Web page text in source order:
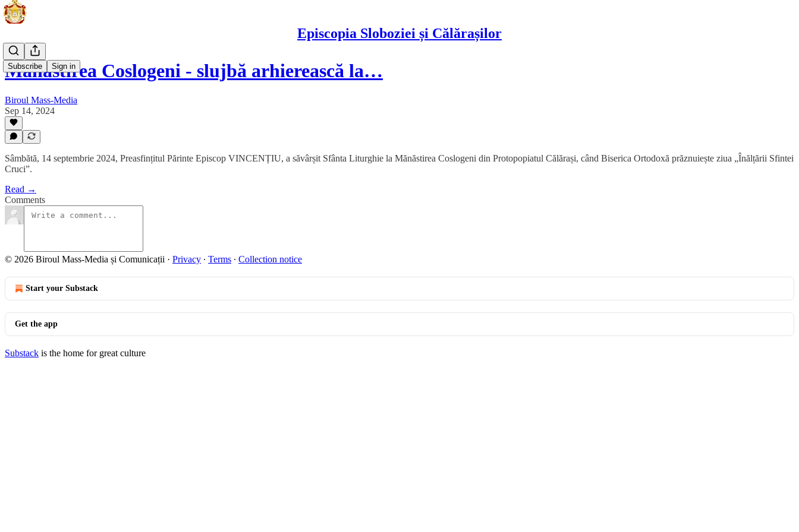
Episcopia Sloboziei și Călărașilor
Subscribe Sign in
Mănăstirea Coslogeni - slujbă arhierească la…
Biroul Mass-Media
Sep 14, 2024
Sâmbătă, 14 septembrie 2024, Preasfințitul Părinte Episcop VINCENȚIU, a săvârșit Sfânta Liturghie la Mănăstirea Coslogeni din Protopopiatul Călărași, când Biserica Ortodoxă prăznuiește ziua „Înălțării Sfintei
Cruci”.
Read →
Comments
© 2026 Biroul Mass-Media și Comunicații · Privacy ∙ Terms ∙ Collection notice
Start your Substack
Get the app
Substack is the home for great culture